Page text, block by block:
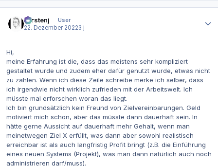
carstenj
User
22. Dezember 20223 j
Hi,
meine Erfahrung ist die, dass das meistens sehr kompliziert
gestaltet wurde und zudem eher dafür genutzt wurde, etwas nicht
zu zahlen. Wenn ich diese Zeile schreibe merke ich selber, dass
ich irgendwie nicht wirklich zufrieden mit der Arbeitswelt. Ich
müsste mal erforschen woran das liegt.
Ich bin grundsätzlich kein Freund von Zielvereinbarungen. Geld
motiviert mich schon, aber das müsste dann dauerhaft sein. In
hätte gerne Aussicht auf dauerhaft mehr Gehalt, wenn man
meinetwegen Ziel X erfüllt, was dann aber sowohl realistisch
erreichbar ist als auch langfristig Profit bringt (z.B. die Einführung
eines neuen Systems (Projekt), was man dann natürlich auch noch
administrieren darf/muss).